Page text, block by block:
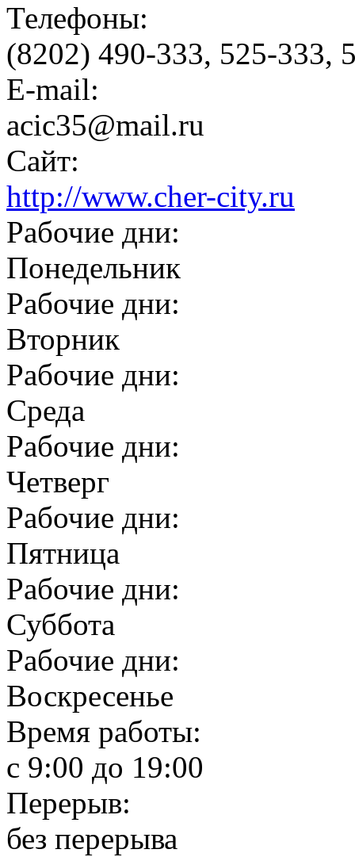
Телефоны:
(8202) 490-333, 525-333,
E-mail:
acic35@mail.ru
Сайт:
http://www.cher-city.ru
Рабочие дни:
Понедельник
Рабочие дни:
Вторник
Рабочие дни:
Среда
Рабочие дни:
Четверг
Рабочие дни:
Пятница
Рабочие дни:
Суббота
Рабочие дни:
Воскресенье
Время работы:
c 9:00 до 19:00
Перерыв:
без перерыва